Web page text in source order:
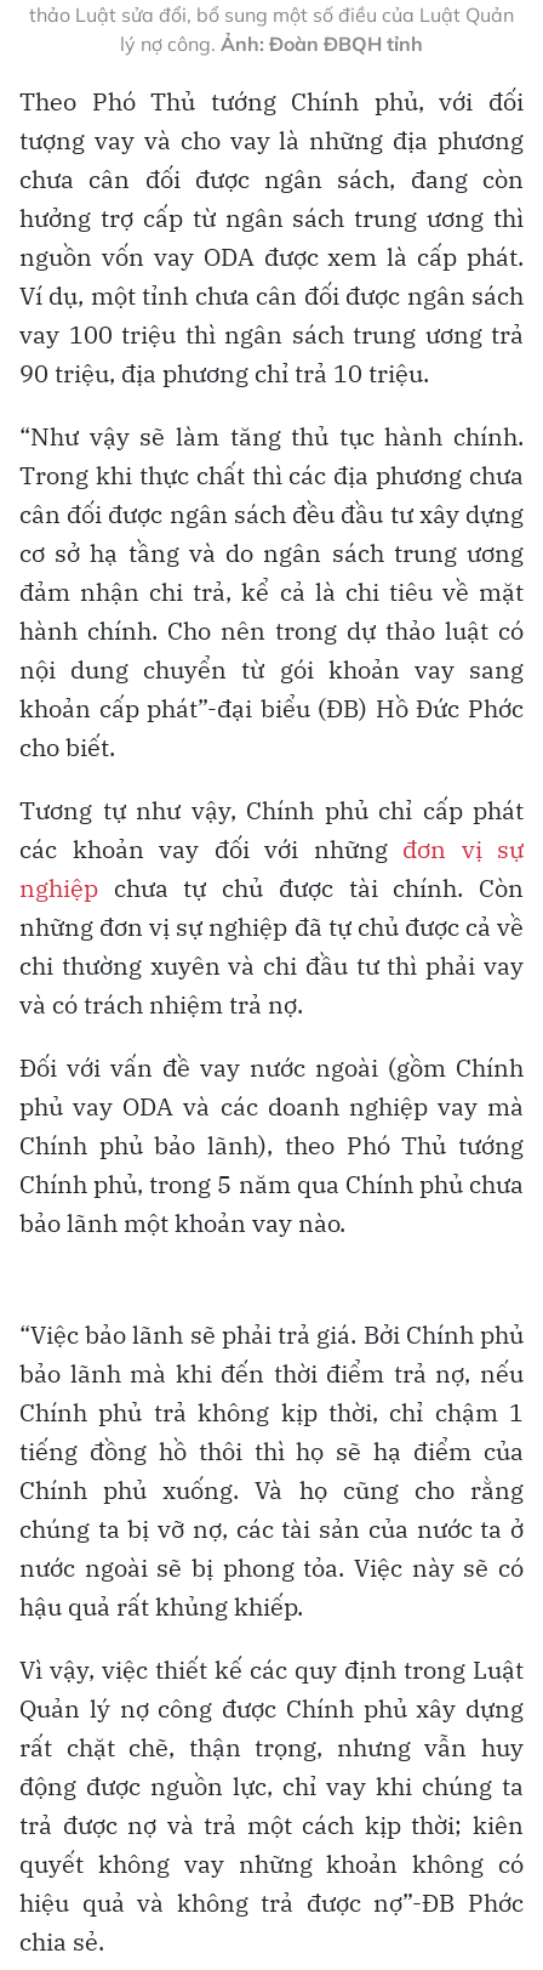
thảo Luật sửa đổi, bổ sung một số điều của Luật Quản
lý nợ công. Ảnh: Đoàn ĐBQH tỉnh
Theo Phó Thủ tướng Chính phủ, với đối
tượng vay và cho vay là những địa phương
chưa cân đối được ngân sách, đang còn
hưởng trợ cấp từ ngân sách trung ương thì
nguồn vốn vay ODA được xem là cấp phát.
Ví dụ, một tỉnh chưa cân đối được ngân sách
vay 100 triệu thì ngân sách trung ương trả
90 triệu, địa phương chỉ trả 10 triệu.
“Như vậy sẽ làm tăng thủ tục hành chính.
Trong khi thực chất thì các địa phương chưa
cân đối được ngân sách đều đầu tư xây dựng
cơ sở hạ tầng và do ngân sách trung ương
đảm nhận chi trả, kể cả là chi tiêu về mặt
hành chính. Cho nên trong dự thảo luật có
nội dung chuyển từ gói khoản vay sang
khoản cấp phát”-đại biểu (ĐB) Hồ Đức Phớc
cho biết.
Tương tự như vậy, Chính phủ chỉ cấp phát
các khoản vay đối với những đơn vị sự
nghiệp chưa tự chủ được tài chính. Còn
những đơn vị sự nghiệp đã tự chủ được cả về
chi thường xuyên và chi đầu tư thì phải vay
và có trách nhiệm trả nợ.
Đối với vấn đề vay nước ngoài (gồm Chính
phủ vay ODA và các doanh nghiệp vay mà
Chính phủ bảo lãnh), theo Phó Thủ tướng
Chính phủ, trong 5 năm qua Chính phủ chưa
bảo lãnh một khoản vay nào.
“Việc bảo lãnh sẽ phải trả giá. Bởi Chính phủ
bảo lãnh mà khi đến thời điểm trả nợ, nếu
Chính phủ trả không kịp thời, chỉ chậm 1
tiếng đồng hồ thôi thì họ sẽ hạ điểm của
Chính phủ xuống. Và họ cũng cho rằng
chúng ta bị vỡ nợ, các tài sản của nước ta ở
nước ngoài sẽ bị phong tỏa. Việc này sẽ có
hậu quả rất khủng khiếp.
Vì vậy, việc thiết kế các quy định trong Luật
Quản lý nợ công được Chính phủ xây dựng
rất chặt chẽ, thận trọng, nhưng vẫn huy
động được nguồn lực, chỉ vay khi chúng ta
trả được nợ và trả một cách kịp thời; kiên
quyết không vay những khoản không có
hiệu quả và không trả được nợ”-ĐB Phớc
chia sẻ.